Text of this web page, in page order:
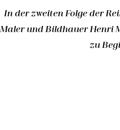
In der zweiten Folge der
Maler und Bildhauer Henri
zu